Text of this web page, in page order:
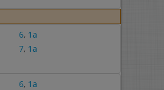
6, 1a
7, 1a
6, 1a